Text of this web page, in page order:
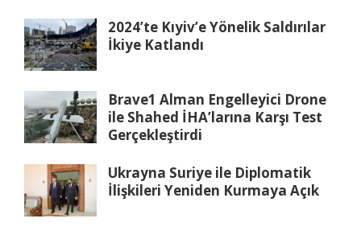
2024’te Kıyiv’e Yönelik Saldırılar
İkiye Katlandı
Brave1 Alman Engelleyici Drone
ile Shahed İHA’larına Karşı Test
Gerçekleştirdi
Ukrayna Suriye ile Diplomatik
İlişkileri Yeniden Kurmaya Açık